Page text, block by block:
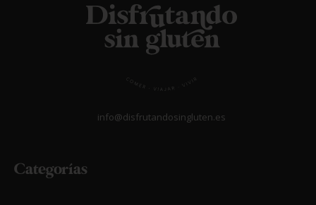
info@disfrutandosingluten.es
Categorías